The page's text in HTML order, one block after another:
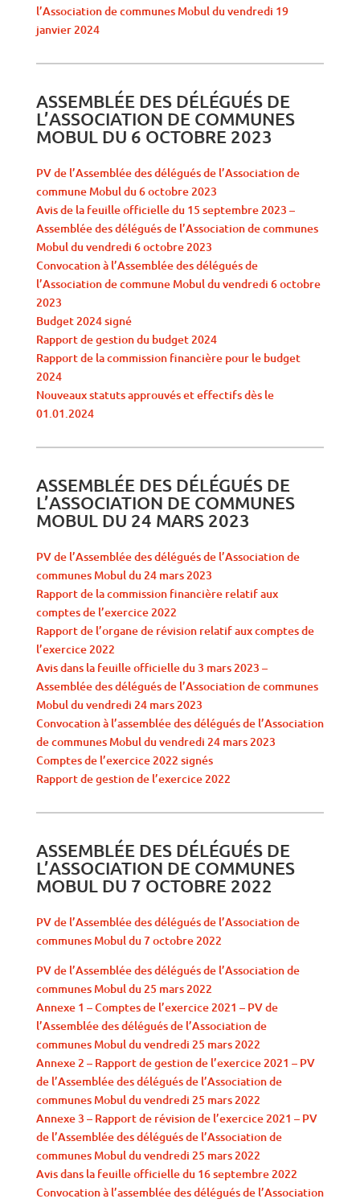
l’Association de communes Mobul du vendredi 19
janvier 2024
ASSEMBLÉE DES DÉLÉGUÉS DE
L’ASSOCIATION DE COMMUNES
MOBUL DU 6 OCTOBRE 2023
PV de l’Assemblée des délégués de l’Association de
commune Mobul du 6 octobre 2023
Avis de la feuille officielle du 15 septembre 2023 –
Assemblée des délégués de l’Association de communes
Mobul du vendredi 6 octobre 2023
Convocation à l’Assemblée des délégués de
l’Association de commune Mobul du vendredi 6 octobre
2023
Budget 2024 signé
Rapport de gestion du budget 2024
Rapport de la commission financière pour le budget
2024
Nouveaux statuts approuvés et effectifs dès le
01.01.2024
ASSEMBLÉE DES DÉLÉGUÉS DE
L’ASSOCIATION DE COMMUNES
MOBUL DU 24 MARS 2023
PV de l’Assemblée des délégués de l’Association de
communes Mobul du 24 mars 2023
Rapport de la commission financière relatif aux
comptes de l’exercice 2022
Rapport de l’organe de révision relatif aux comptes de
l’exercice 2022
Avis dans la feuille officielle du 3 mars 2023 –
Assemblée des délégués de l’Association de communes
Mobul du vendredi 24 mars 2023
Convocation à l’assemblée des délégués de l’Association
de communes Mobul du vendredi 24 mars 2023
Comptes de l’exercice 2022 signés
Rapport de gestion de l’exercice 2022
ASSEMBLÉE DES DÉLÉGUÉS DE
L’ASSOCIATION DE COMMUNES
MOBUL DU 7 OCTOBRE 2022
PV de l’Assemblée des délégués de l’Association de
communes Mobul du 7 octobre 2022
PV de l’Assemblée des délégués de l’Association de
communes Mobul du 25 mars 2022
Annexe 1 – Comptes de l’exercice 2021 – PV de
l’Assemblée des délégués de l’Association de
communes Mobul du vendredi 25 mars 2022
Annexe 2 – Rapport de gestion de l’exercice 2021 – PV
de l’Assemblée des délégués de l’Association de
communes Mobul du vendredi 25 mars 2022
Annexe 3 – Rapport de révision de l’exercice 2021 – PV
de l’Assemblée des délégués de l’Association de
communes Mobul du vendredi 25 mars 2022
Avis dans la feuille officielle du 16 septembre 2022
Convocation à l’assemblée des délégués de l’Association